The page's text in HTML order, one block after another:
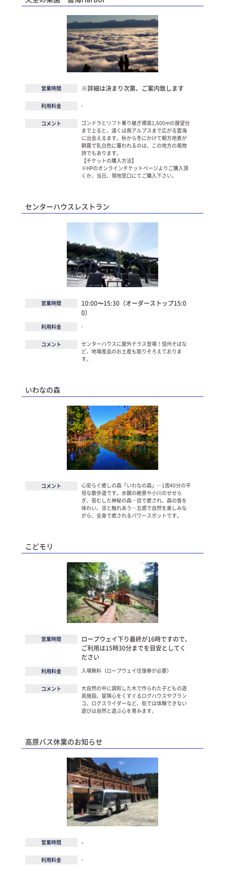
営業時間 ※詳細は決まり次第、ご案内致します
利用料金 -
コメント
ゴンドラとリフト乗り継ぎ標高1,600mの展望台
まで上ると、遠くは南アルプスまで広がる雲海
に出会えるます。秋から冬にかけて朝方地表が
朝霧で乳白色に覆われるのは、この地方の風物
詩でもあります。
【チケットの購入方法】
※HPのオンラインチケットページよりご購入頂
くか、当日、現地窓口にてご購入下さい。
センターハウスレストラン
営業時間
10:00〜15:30（オーダーストップ15:0
0）
利用料金 -
コメント
センターハウスに屋外テラス登場！信州そばな
ど、地場産品のお土産も取りそろえておりま
す。
いわなの森
コメント
心安らぐ癒しの森「いわなの森」…1周40分の平
坦な散歩道です。水鏡の絶景や小川のせせら
ぎ、苔むした神秘の森…目で癒され、森の香を
味わい、涼と触れあう…五感で自然を楽しみな
がら、全身で癒されるパワースポットです。
こどモリ
営業時間
ロープウェイ下り最終が16時ですので、
ご利用は15時30分までを目安としてく
ださい
利用料金 入場無料（ロープウェイ往復券が必要）
コメント
大自然の中に調和した木で作られた子どもの遊
具施設。冒険心をくすぐるログハウスやブラン
コ、ログスライダーなど、街では体験できない
遊びは自然と遊ぶ心を育みます。
高原バス休業のお知らせ
営業時間 -
利用料金 -